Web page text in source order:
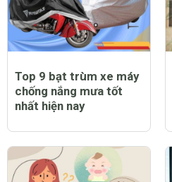
Top 9 bạt trùm xe máy
chống nắng mưa tốt
nhất hiện nay